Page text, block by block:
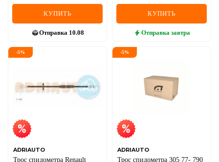
КУПИТЬ
Отправка 10.08
КУПИТЬ
Отправка завтра
-5%
ADRIAUTO
Трос спидометра Renault
-5%
ADRIAUTO
Трос спидометра 305 77- 790